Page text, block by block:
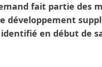
fait partie des
développement
en début de